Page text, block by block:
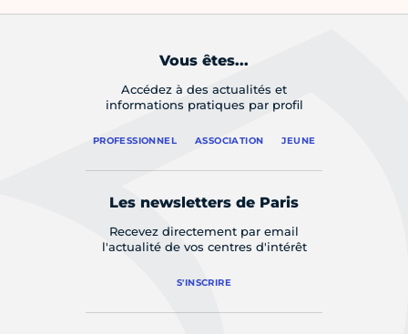
Vous êtes...
Accédez à des actualités et
informations pratiques par profil
PROFESSIONNEL ASSOCIATION JEUNE
Les newsletters de Paris
Recevez directement par email
l'actualité de vos centres d'intérêt
S'INSCRIRE